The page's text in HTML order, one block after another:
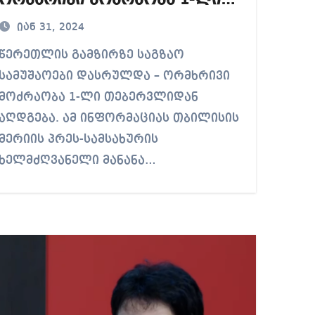
თებერვლიდან აღდგება
იან 31, 2024
წერეთლის გამზირზე საგზაო
სამუშაოები დასრულდა – ორმხრივი
მოძრაობა 1-ლი თებერვლიდან
აღდგება. ამ ინფორმაციას თბილისის
მერიის პრეს-სამსახურის
ხელმძღვანელი მანანა…